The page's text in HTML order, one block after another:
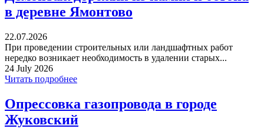
в деревне Ямонтово
22.07.2026
При проведении строительных или ландшафтных работ
нередко возникает необходимость в удалении старых...
24 July 2026
Читать подробнее
Опрессовка газопровода в городе
Жуковский